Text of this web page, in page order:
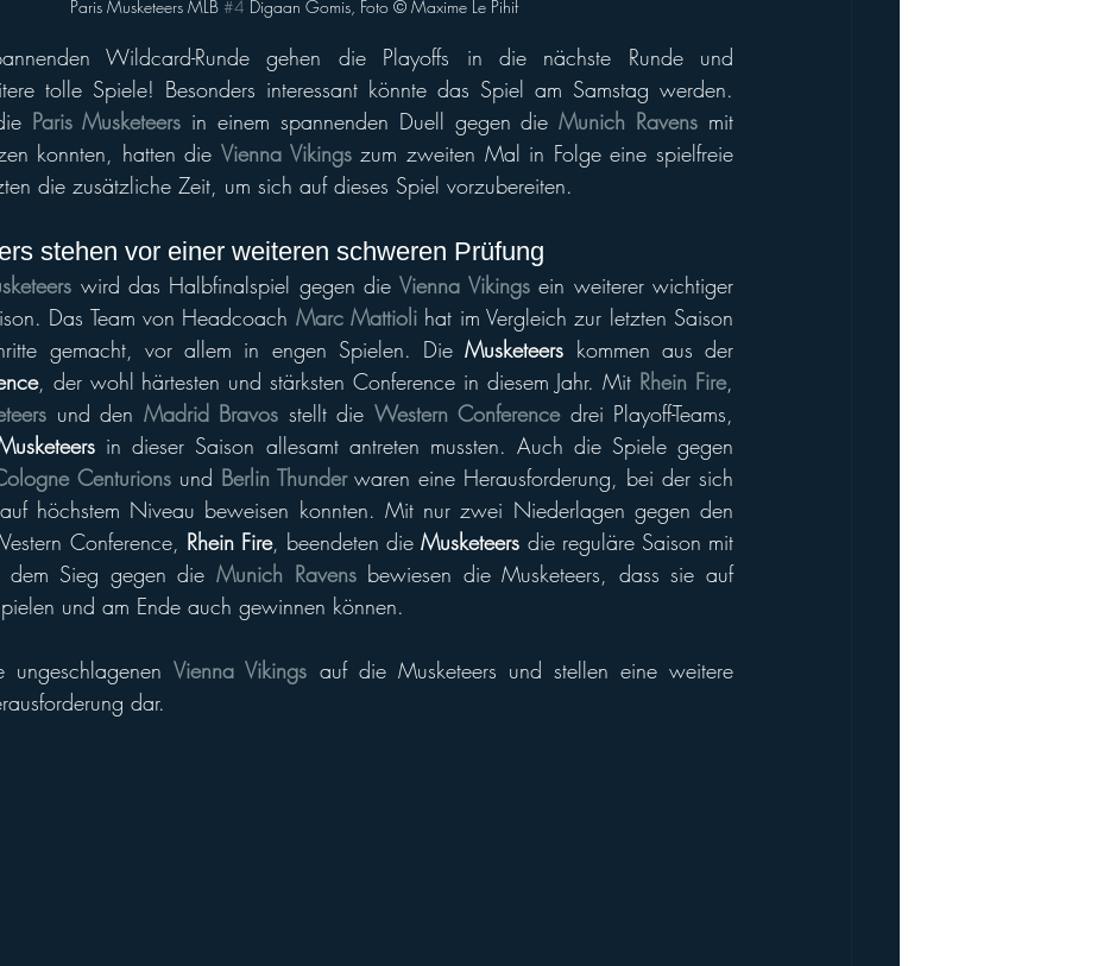
Paris Musketeers MLB #4 Digaan Gomis, Foto ©️ Maxime Le Pihif
Wildcard-Runde gehen die Playoffs in die nächste Runde und
tolle Spiele! Besonders interessant könnte das Spiel am Samstag werden.
Paris Musketeers in einem spannenden Duell gegen die Munich Ravens mit
konnten, hatten die Vienna Vikings zum zweiten Mal in Folge eine spielfreie
die zusätzliche Zeit, um sich auf dieses Spiel vorzubereiten.
stehen vor einer weiteren schweren Prüfung
wird das Halbfinalspiel gegen die Vienna Vikings ein weiterer wichtiger
Das Team von Headcoach Marc Mattioli hat im Vergleich zur letzten Saison
gemacht, vor allem in engen Spielen. Die Musketeers
, der wohl härtesten und stärksten Conference in diesem Jahr. Mit Rhein Fire,
und den Madrid Bravos stellt die Western Conference drei Playoff-Teams,
in dieser Saison allesamt antreten mussten. Auch die Spiele gegen
Centurions und Berlin Thunder waren eine Herausforderung, bei der sich
auf höchstem Niveau beweisen konnten. Mit nur zwei Niederlagen gegen den
Conference, Rhein Fire, beendeten die Musketeers die reguläre Saison mit
Sieg gegen die Munich Ravens bewiesen die Musketeers, dass sie auf
und am Ende auch gewinnen können.
ungeschlagenen Vienna Vikings auf die Musketeers und stellen eine weitere
dar.